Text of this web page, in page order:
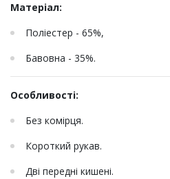
Матеріал:
Поліестер - 65%,
Бавовна - 35%.
Особливості:
Без комірця.
Короткий рукав.
Дві передні кишені.